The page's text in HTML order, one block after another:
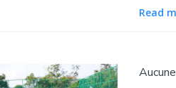
Read